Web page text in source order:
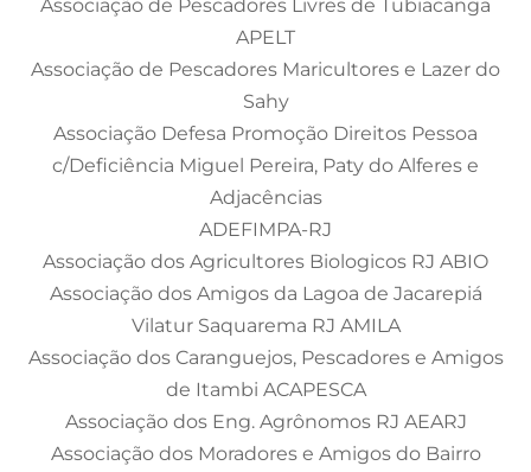
Associação de Pescadores Livres de Tubiacanga
APELT
Associação de Pescadores Maricultores e Lazer do
Sahy
Associação Defesa Promoção Direitos Pessoa
c/Deficiência Miguel Pereira, Paty do Alferes e
Adjacências
ADEFIMPA-RJ
Associação dos Agricultores Biologicos RJ ABIO
Associação dos Amigos da Lagoa de Jacarepiá
Vilatur Saquarema RJ AMILA
Associação dos Caranguejos, Pescadores e Amigos
de Itambi ACAPESCA
Associação dos Eng. Agrônomos RJ AEARJ
Associação dos Moradores e Amigos do Bairro